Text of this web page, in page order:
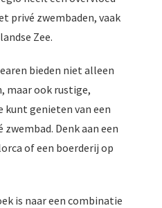
privé zwembaden, vaak
Zee.
bieden niet alleen
maar ook rustige,
kunt genieten van een
Denk aan een
of een boerderij op
is naar een combinatie